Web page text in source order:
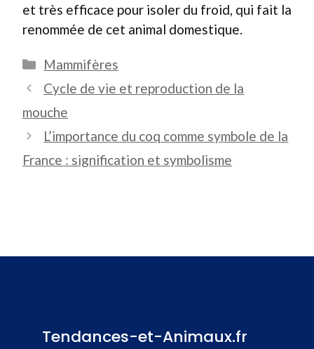
et très efficace pour isoler du froid, qui fait la
renommée de cet animal domestique.
Catégories
Mammifères
Cycle de vie et reproduction de la
mouche
L’importance du coq comme symbole de la
France : signification et symbolisme
Tendances-et-Animaux.fr